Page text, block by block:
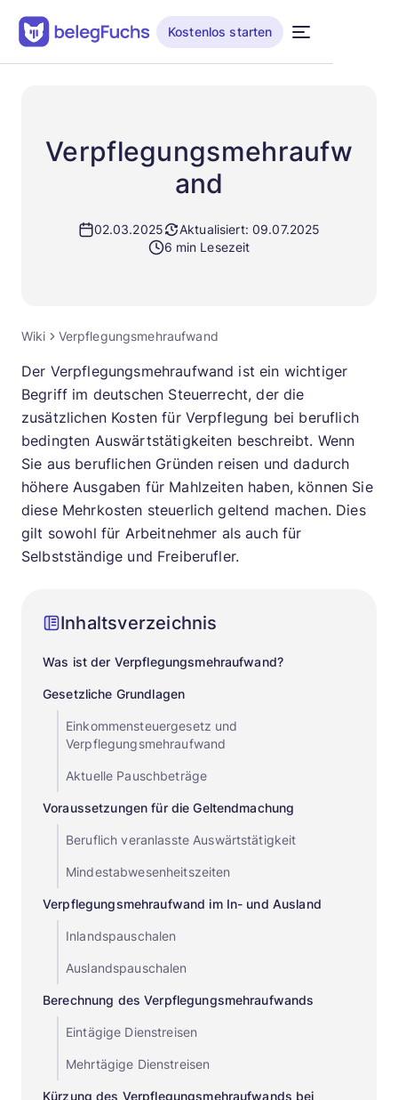
Kostenlos starten
Verpflegungsmehraufw
and
02.03.2025
Aktualisiert: 09.07.2025
6 min Lesezeit
Wiki Verpflegungsmehraufwand
Der Verpflegungsmehraufwand ist ein wichtiger
Begriff im deutschen Steuerrecht, der die
zusätzlichen Kosten für Verpflegung bei beruflich
bedingten Auswärtstätigkeiten beschreibt. Wenn
Sie aus beruflichen Gründen reisen und dadurch
höhere Ausgaben für Mahlzeiten haben, können Sie
diese Mehrkosten steuerlich geltend machen. Dies
gilt sowohl für Arbeitnehmer als auch für
Selbstständige und Freiberufler.
Inhaltsverzeichnis
Was ist der Verpflegungsmehraufwand?
Gesetzliche Grundlagen
Einkommensteuergesetz und
Verpflegungsmehraufwand
Aktuelle Pauschbeträge
Voraussetzungen für die Geltendmachung
Beruflich veranlasste Auswärtstätigkeit
Mindestabwesenheitszeiten
Verpflegungsmehraufwand im In- und Ausland
Inlandspauschalen
Auslandspauschalen
Berechnung des Verpflegungsmehraufwands
Eintägige Dienstreisen
Mehrtägige Dienstreisen
Kürzung des Verpflegungsmehraufwands bei